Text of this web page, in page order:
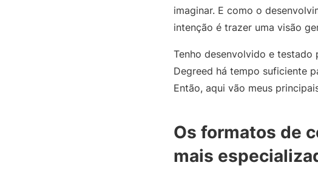
imaginar. E como o
intenção é trazer uma visão
Tenho desenvolvido e
Degreed há tempo suficiente
Então, aqui vão meus
Os formatos de
mais